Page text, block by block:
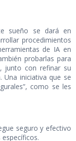
sueño se dará en
procedimientos
de IA en
probarlas para
junto con refinar su
Una iniciativa que se
como se les
seguro y efectivo